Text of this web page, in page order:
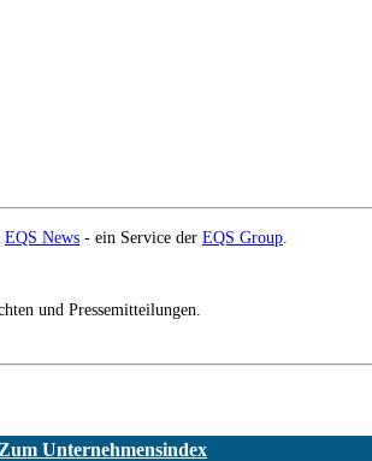
EQS News - ein Service der EQS Group
und Pressemitteilungen.
Zum Unternehmensindex